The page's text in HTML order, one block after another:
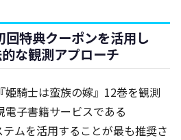
特典クーポンを活用し
な観測アプローチ
姫騎士は蛮族の嫁』12巻を観測
子書籍サービスである
ムを活用することが最も推奨さ